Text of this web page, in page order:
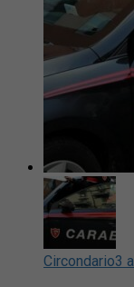
Circondario3